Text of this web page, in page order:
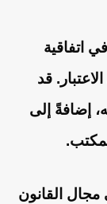
اتفاقية
قد
إضافةً إلى
القانون